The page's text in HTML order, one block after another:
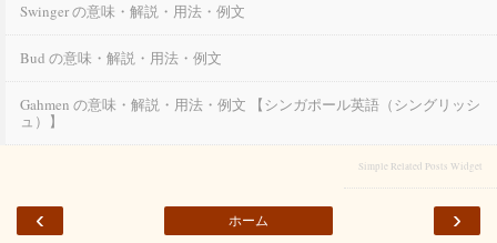
Swinger の意味・解説・用法・例文
Bud の意味・解説・用法・例文
Gahmen の意味・解説・用法・例文 【シンガポール英語（シングリッシ
ュ）】
Simple Related Posts Widget
‹ ›
ホーム